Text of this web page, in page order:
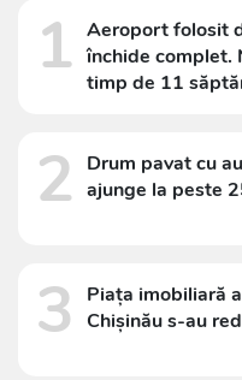
1 Aeroport folosit
închide complet.
timp de 11
2
Drum pavat cu
ajunge la peste
3
Piața imobiliară
Chișinău s-au